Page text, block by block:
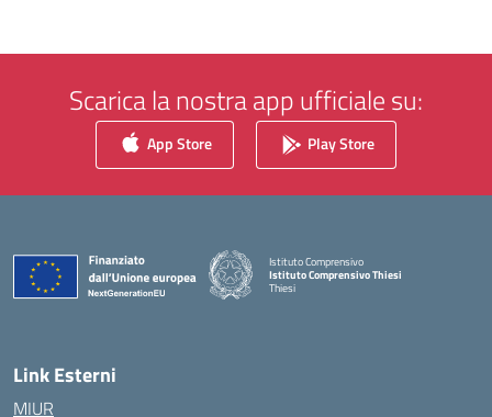
Scarica la nostra app ufficiale su:
App Store Play Store
Istituto Comprensivo
Istituto Comprensivo Thiesi
Thiesi
Link Esterni
MIUR